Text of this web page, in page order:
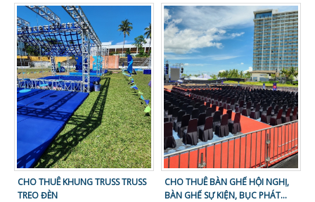
CHO THUÊ KHUNG TRUSS TRUSS
TREO ĐÈN
CHO THUÊ BÀN GHẾ HỘI NGHỊ,
BÀN GHẾ SỰ KIỆN, BỤC PHÁT